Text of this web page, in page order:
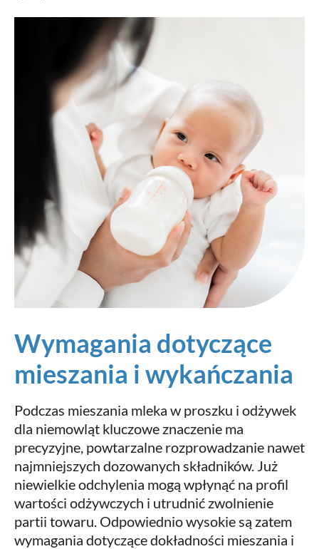
Wymagania dotyczące
mieszania i wykańczania
Podczas mieszania mleka w proszku i odżywek
dla niemowląt kluczowe znaczenie ma
precyzyjne, powtarzalne rozprowadzanie nawet
najmniejszych dozowanych składników. Już
niewielkie odchylenia mogą wpłynąć na profil
wartości odżywczych i utrudnić zwolnienie
partii towaru. Odpowiednio wysokie są zatem
wymagania dotyczące dokładności mieszania i